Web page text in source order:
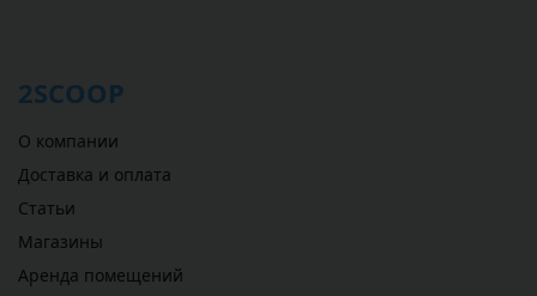
2SCOOP
О компании
Доставка и оплата
Статьи
Магазины
Аренда помещений